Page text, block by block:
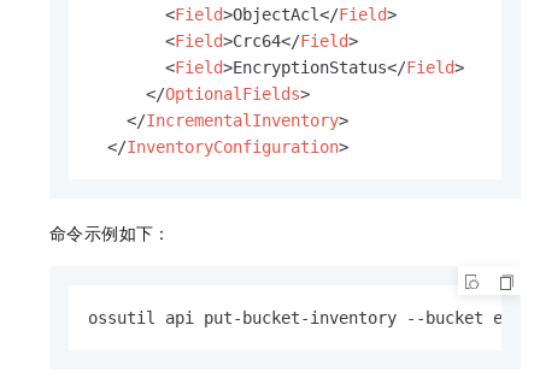
<Field>ObjectAcl</Field>
<Field>Crc64</Field>
<Field>EncryptionStatus</Field>
</OptionalFields>
</IncrementalInventory>
</InventoryConfiguration>
命令示例如下：
ossutil api put-bucket-inventory --bucket